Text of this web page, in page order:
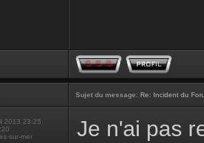
Sujet du message: Re: Incident du
2013 23:25
sur-mer
Je n'ai pas